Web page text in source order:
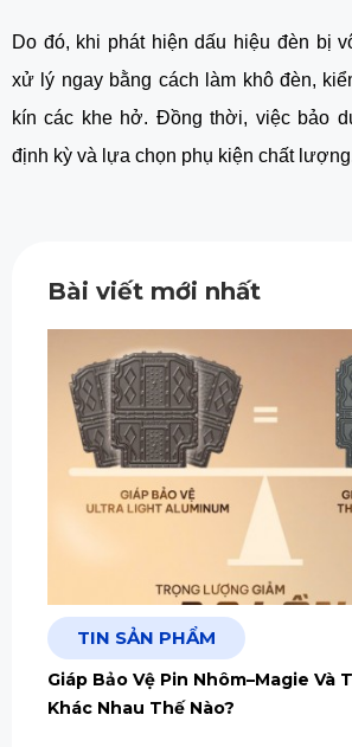
Do đó, khi phát hiện dấu hiệu đèn bị
xử lý ngay bằng cách làm khô đèn,
kín các khe hở. Đồng thời, việc bảo
định kỳ và lựa chọn phụ kiện chất
Bài viết mới nhất
TIN SẢN PHẨM
Giáp Bảo Vệ Pin Nhôm–Magie Và
Khác Nhau Thế Nào?